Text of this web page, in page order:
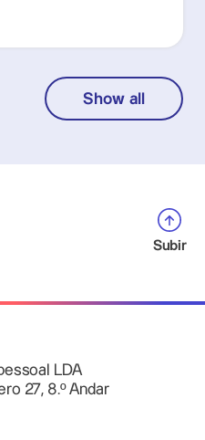
Show all
Subir
LDA
27, 8.º Andar